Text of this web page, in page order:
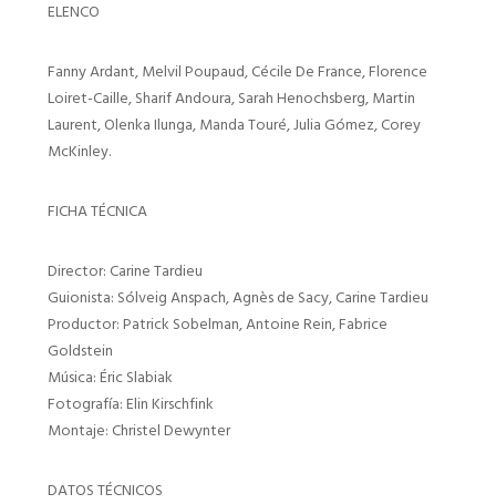
ELENCO
Fanny Ardant, Melvil Poupaud, Cécile De France, Florence
Loiret-Caille, Sharif Andoura, Sarah Henochsberg, Martin
Laurent, Olenka Ilunga, Manda Touré, Julia Gómez, Corey
McKinley.
FICHA TÉCNICA
Director: Carine Tardieu
Guionista: Sólveig Anspach, Agnès de Sacy, Carine Tardieu
Productor: Patrick Sobelman, Antoine Rein, Fabrice
Goldstein
Música: Éric Slabiak
Fotografía: Elin Kirschfink
Montaje: Christel Dewynter
DATOS TÉCNICOS